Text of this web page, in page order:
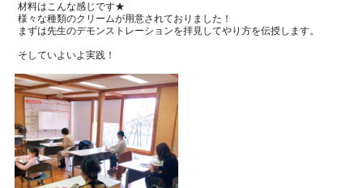
材料はこんな感じです★
様々な種類のクリームが用意されておりました！
まずは先生のデモンストレーションを拝見してやり方を伝授します。
そしていよいよ実践！